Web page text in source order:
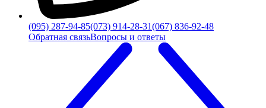
(095) 287-94-85(073) 914-28-31(067) 836-92-48
Обратная связьВопросы и ответы